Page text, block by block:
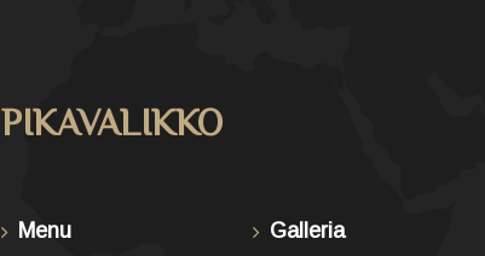
PIKAVALIKKO
Menu Galleria